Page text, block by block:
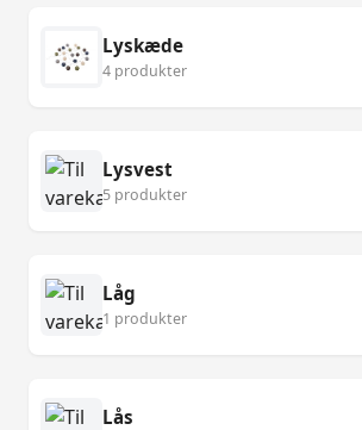
Lyskæde
4 produkter
Lysvest
5 produkter
Låg
1 produkter
Lås